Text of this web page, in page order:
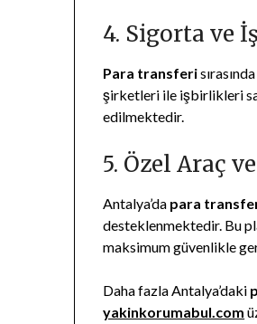
4. Sigorta ve
Para transferi
şirketleri ile işbirlikleri
edilmektedir.
5. Özel Araç
Antalya’da para
desteklenmektedir. Bu
maksimum güvenlikle
Daha fazla Antalya’daki
yakinkorumabul.com